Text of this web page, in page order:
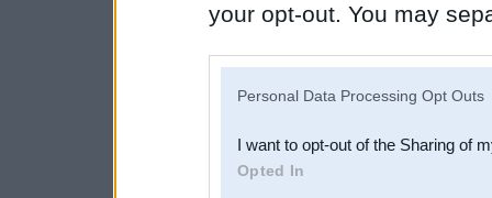
your opt-out. You may
Downstream Participants
third parties.
Personal Data Processing Opt Outs
I want to opt-out of the Sharing of
Opted In